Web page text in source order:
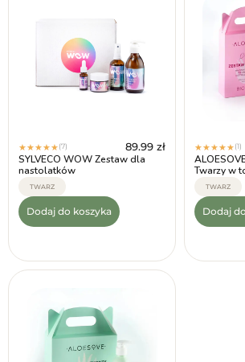
★★★★★(7) 89.99 zł
SYLVECO WOW Zestaw dla
nastolatków
TWARZ
Dodaj do koszyka
★★★★★(1)
Twarzy w
TWARZ
Dodaj